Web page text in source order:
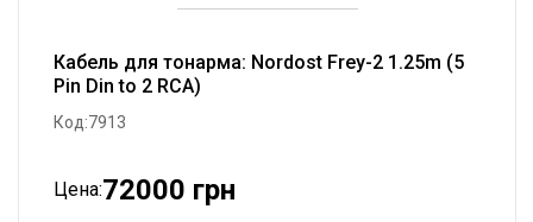
Кабель для тонарма: Nordost Frey-2 1.25m (5
Pin Din to 2 RCA)
Код:7913
Цена:72000 грн